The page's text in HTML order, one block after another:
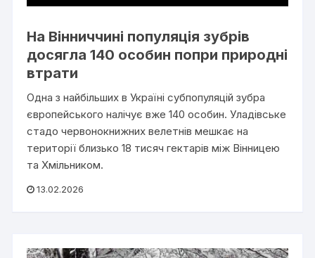
На Вінниччині популяція зубрів
досягла 140 особин попри природні
втрати
Одна з найбільших в Україні субпопуляцій зубра
європейського налічує вже 140 особин. Уладівське
стадо червонокнижних велетнів мешкає на
території близько 18 тисяч гектарів між Вінницею
та Хмільником.
13.02.2026